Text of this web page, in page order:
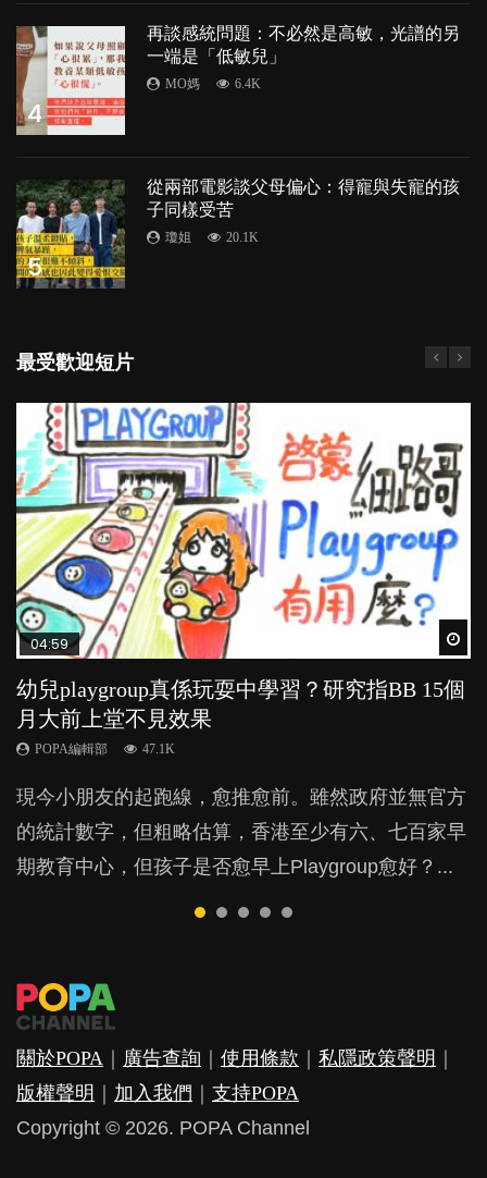
4
再談感統問題：不必然是高敏，光譜的另
一端是「低敏兒」
MO媽 6.4K
5
從兩部電影談父母偏心：得寵與失寵的孩
子同樣受苦
瓊姐 20.1K
最受歡迎短片
04:59
幼兒playgroup真係玩耍中學習？研究指BB 15個
月大前上堂不見效果
POPA編輯部 47.1K
現今小朋友的起跑線，愈推愈前。雖然政府並無官方
的統計數字，但粗略估算，香港至少有六、七百家早
期教育中心，但孩子是否愈早上Playgroup愈好？...
03:39
幼稚園遊戲課 如何刺激幼兒自發學習取代獎勵
與懲罰？
POPA編輯部 33.1K
由美國學者所創的 tools of the mind 課程，學生以遊
戲方式學習，學術能力和自制能力亦明顯比其他小朋
友優勝，到底這課程有何特別之處？...
03:02
老公患產後憂鬱症對BB的影響
POPA編輯部 15.9K
鬱，影響日常生活，嚴重的甚至會有自殺，或傷害小
朋友的念頭。但為何爸爸患上產後抑鬱往往難以察
覺？...
04:06
全職好？在職好？｜全職媽媽與在職媽媽的壓
力與價值
POPA編輯部 25.8K
許多媽媽心底可能都有一刻掙扎過：究竟全職好，還
是在職好。雖說每個家庭都有自己的獨特狀況和考慮
因素，但原來全職和在職媽媽所養育的子女其實都各
03:41
BB口腔期乜都放入口，父母該制止還是放手？
POPA編輯部 25.5K
成吮手指的習慣，大個就很難戒，但原來一刀切阻止
他們放東西入口，隨時會影響孩子的身心發展？...
關於POPA ｜ 廣告查詢 ｜ 使用條款 ｜ 私隱政策聲明 ｜
版權聲明 ｜ 加入我們 ｜ 支持POPA
Copyright © 2026. POPA Channel